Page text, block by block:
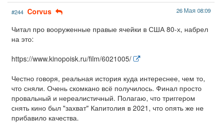
#244 Corvus 26 Мая 08:09
Читал про вооруженные правые ячейки в США 80-х, набрел
на это:
https://www.kinopoisk.ru/film/6021005/
Честно говоря, реальная история куда интереснее, чем то,
что сняли. Очень скомкано всё получилось. Финал просто
провальный и нереалистичный. Полагаю, что триггером
снять кино был "захват" Капитолия в 2021, что опять же не
прибавило качества.